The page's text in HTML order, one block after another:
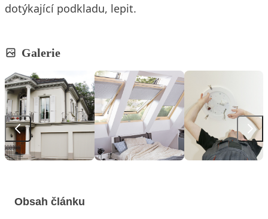
dotýkající podkladu, lepit.
Galerie
Obsah článku